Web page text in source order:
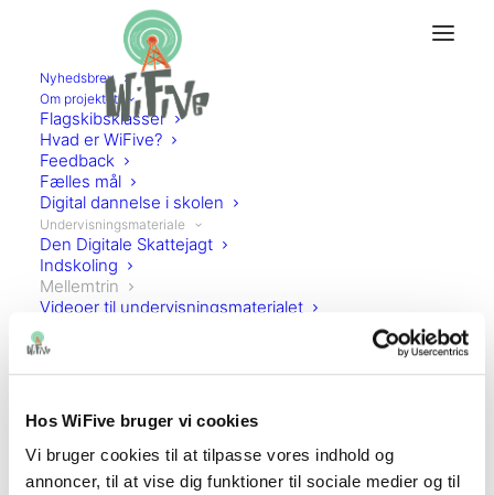
Hos WiFive bruger vi cookies
Vi bruger cookies til at tilpasse vores indhold og
annoncer, til at vise dig funktioner til sociale medier og til
Nyhedsbrev
Om projektet
Flagskibsklasser
Hvad er WiFive?
Feedback
Fælles mål
Digital dannelse i skolen
Undervisningsmateriale
Den Digitale Skattejagt
Indskoling
Mellemtrin
Videoer til undervisningsmaterialet
WiFive på Clio
Kørekort
Lærerkursus
Til dig som forælder
Dansk
Kalaallisut
Vi har udviklet fire undervisningsmoduler i
materialet gratis nederst på siden